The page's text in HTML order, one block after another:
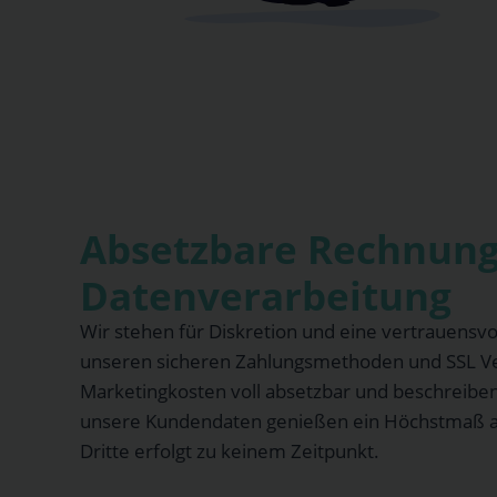
Absetzbare
Datenverarbeitung
Wir stehen für Diskretion und eine
unseren sicheren Zahlungsmethoden und SSL
Marketingkosten voll absetzbar und
unsere Kundendaten genießen ein Höchstmaß
Dritte erfolgt zu keinem Zeitpunkt.